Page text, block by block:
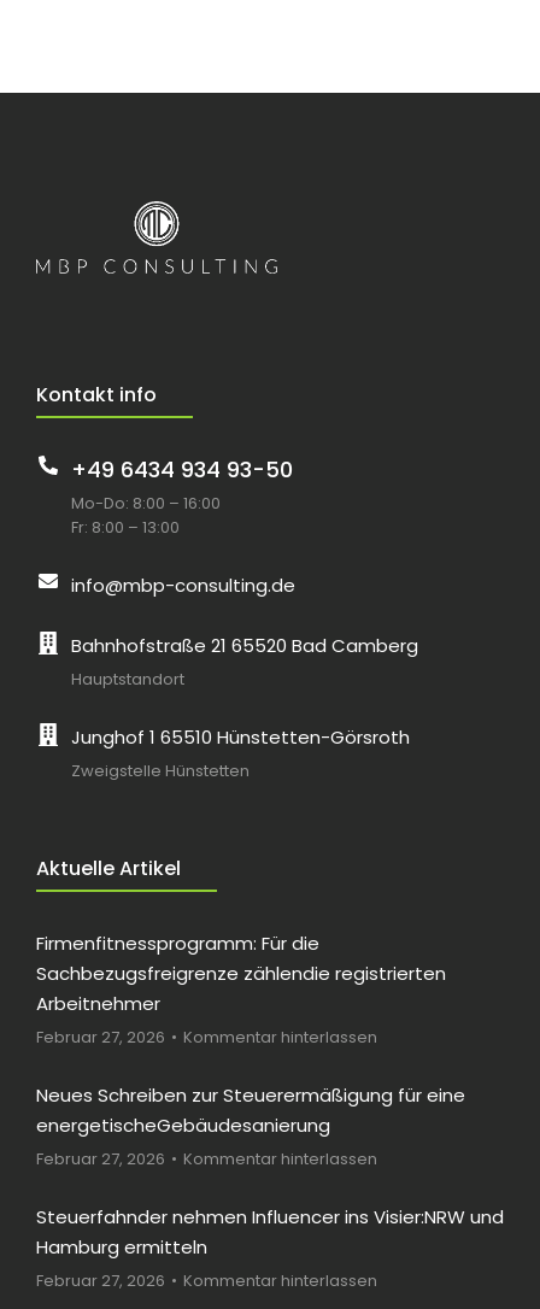
Kontakt info
+49 6434 934 93-50
Mo-Do: 8:00 – 16:00
Fr: 8:00 – 13:00
info@mbp-consulting.de
Bahnhofstraße 21 65520 Bad Camberg
Hauptstandort
Junghof 1 65510 Hünstetten-Görsroth
Zweigstelle Hünstetten
Aktuelle Artikel
Firmenfitnessprogramm: Für die
Sachbezugsfreigrenze zählendie registrierten
Arbeitnehmer
Februar 27, 2026 Kommentar hinterlassen
Neues Schreiben zur Steuerermäßigung für eine
energetischeGebäudesanierung
Februar 27, 2026 Kommentar hinterlassen
Steuerfahnder nehmen Influencer ins Visier:NRW und
Hamburg ermitteln
Februar 27, 2026 Kommentar hinterlassen